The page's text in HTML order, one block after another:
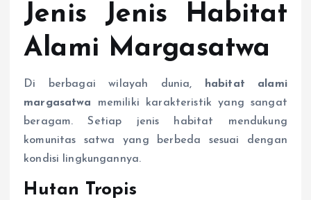
Jenis Jenis Habitat
Alami Margasatwa
Di berbagai wilayah dunia,
habitat alami
margasatwa memiliki karakteristik yang sangat
beragam. Setiap jenis habitat mendukung
komunitas satwa yang berbeda sesuai dengan
kondisi lingkungannya.
Hutan Tropis